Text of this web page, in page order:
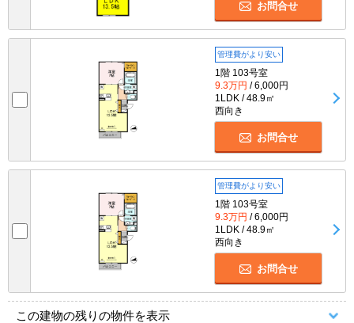
お問合せ
管理費がより安い
1階 103号室
9.3万円 / 6,000円
1LDK / 48.9㎡
西向き
お問合せ
管理費がより安い
1階 103号室
9.3万円 / 6,000円
1LDK / 48.9㎡
西向き
お問合せ
この建物の残りの物件を表示